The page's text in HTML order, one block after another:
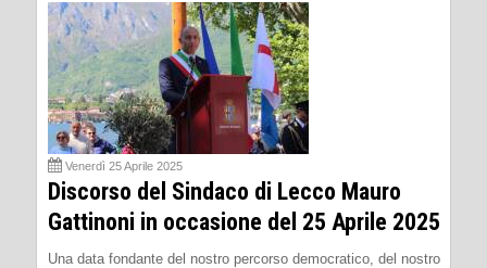
Venerdì 25 Aprile 2025
Discorso del Sindaco di Lecco Mauro
Gattinoni in occasione del 25 Aprile 2025
Una data fondante del nostro percorso democratico, del nostro